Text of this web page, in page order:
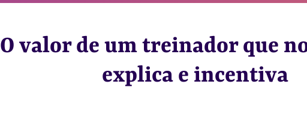
O valor de um treinador que
explica e incentiva